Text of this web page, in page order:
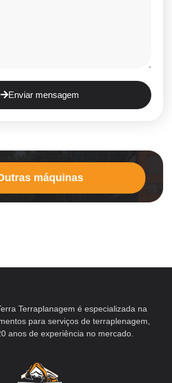
Enviar mensagem
máquinas
Terraplanagem é especializada na
para serviços de terraplenagem,
anos de experiência no mercado.